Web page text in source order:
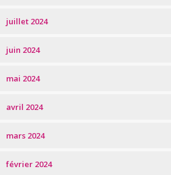
juillet 2024
juin 2024
mai 2024
avril 2024
mars 2024
février 2024